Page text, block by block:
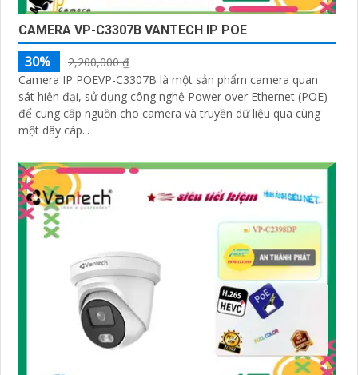
CAMERA VP-C3307B VANTECH IP POE
30%
2,200,000 ₫
Camera IP POEVP-C3307B là một sản phẩm camera quan
sát hiện đại, sử dụng công nghệ Power over Ethernet (POE)
để cung cấp nguồn cho camera và truyền dữ liệu qua cùng
một dây cáp...